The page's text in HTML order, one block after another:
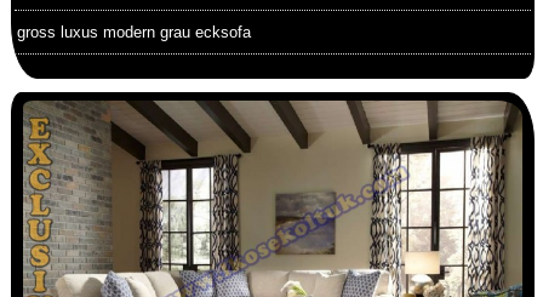
gross luxus modern grau ecksofa